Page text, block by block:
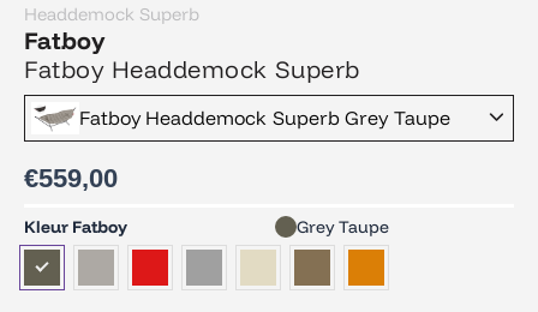
Headdemock Superb
Fatboy
Fatboy Headdemock Superb
Fatboy Headdemock Superb Grey Taupe
€559,00
Kleur Fatboy Grey Taupe
Fatboy
Headdemock
Superb
aantal